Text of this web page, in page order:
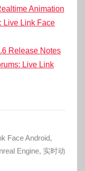
Animation
Live Link Face
Release Notes
Live Link
Face Android,
Engine, 实时动